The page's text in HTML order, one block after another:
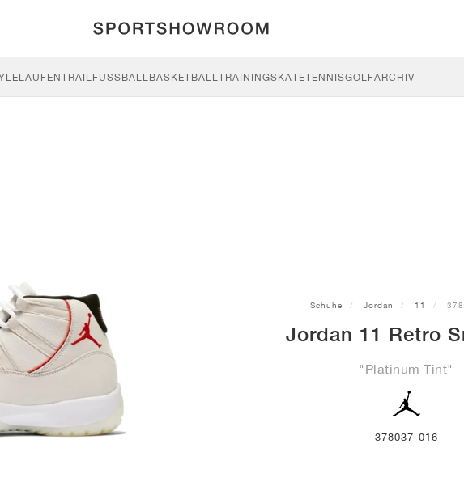
LAUFENTRAILFUSSBALL BASKETBALLTRAININGSKATETENNISGOLFARCHIV
Schuhe Jordan 11
Jordan 11 Retro
"Platinum Tint"
378037-016